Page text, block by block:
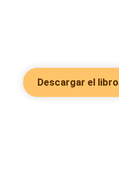
Descargar el libro